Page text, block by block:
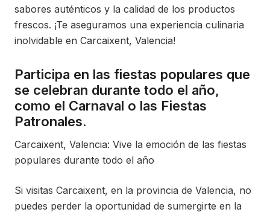
sabores auténticos y la calidad de los productos
frescos. ¡Te aseguramos una experiencia culinaria
inolvidable en Carcaixent, Valencia!
Participa en las fiestas populares que
se celebran durante todo el año,
como el Carnaval o las Fiestas
Patronales.
Carcaixent, Valencia: Vive la emoción de las fiestas
populares durante todo el año
Si visitas Carcaixent, en la provincia de Valencia, no
puedes perder la oportunidad de sumergirte en la